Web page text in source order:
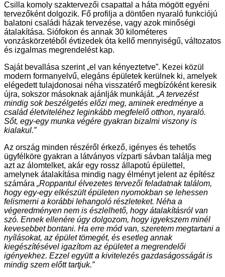
Csilla komoly szaktervezői csapattal a háta mögött egyéni
tervezőként dolgozik. Fő profilja a döntően nyaraló funkciójú
balatoni családi házak tervezése, vagy azok minőségi
átalakítása. Siófokon és annak 30 kilométeres
vonzáskörzetéből évtizedek óta kellő mennyiségű, változatos
és izgalmas megrendelést kap.
Saját bevallása szerint „el van kényeztetve”. Kezei közül
modern formanyelvű, elegáns épületek kerülnek ki, amelyek
elégedett tulajdonosai néha visszatérő megbízóként keresik
újra, sokszor másoknak ajánlják munkáját. „A tervezést
mindig sok beszélgetés előzi meg, aminek eredménye a
család életviteléhez leginkább megfelelő otthon, nyaraló.
Sőt, egy-egy munka végére gyakran bizalmi viszony is
kialakul.”
Az ország minden részéről érkező, igényes és tehetős
ügyfélköre gyakran a látványos vízparti sávban találja meg
azt az álomtelket, akár egy rossz állapotú épülettel,
amelynek átalakítása mindig nagy élményt jelent az építész
számára „Roppantul élvezetes tervezői feladatnak találom,
hogy egy-egy elkészült épületen nyomokban se lehessen
felismerni a korábbi lehangoló részleteket. Néha a
végeredményen nem is észlelhető, hogy átalakításról van
szó. Ennek ellenére úgy dolgozom, hogy igyekszem minél
kevesebbet bontani. Ha erre mód van, szeretem megtartani a
nyílásokat, az épület tömegét, és esetleg annak
kiegészítésével igazítom az épületet a megrendelői
igényekhez. Ezzel együtt a kivitelezés gazdaságosságát is
mindig szem előtt tartjuk.”